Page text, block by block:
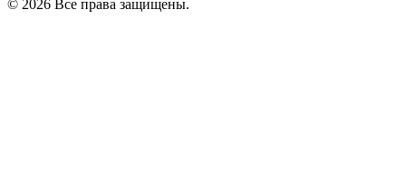
© 2026 Все права защищены.